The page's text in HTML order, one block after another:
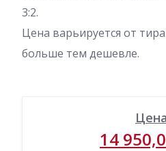
3:2.
Цена варьируется от
больше тем дешевле.
14